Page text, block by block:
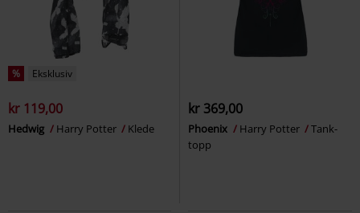
% Eksklusiv
kr 119,00
Hedwig Harry Potter Klede
kr 369,00
Phoenix Harry Potter
Tank-
topp